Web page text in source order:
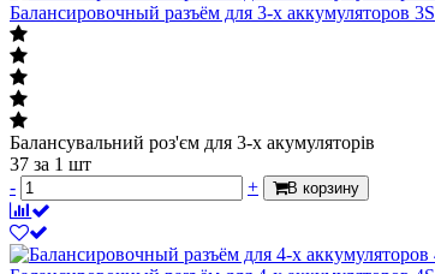
Балансировочный разъём для 3-х аккумуляторов 3S
Балансувальний роз'єм для 3-х акумуляторів
37 за 1 шт
-
+ В корзину